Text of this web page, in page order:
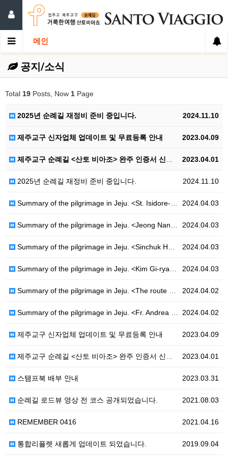
메인
공지/소식
Total 19 Posts, Now 1 Page
2024.11.10
2025년 순례길 재정비 준비 중입니다.
2023.04.09
제주교구 신자업체 업데이트 및 무료등록 안내
2023.04.01
제주교구 순례길 <산토 비아조> 완주 인증서 신청 안내
2024.11.10
2025년 순례길 재정비 준비 중입니다.
2024.04.03
Summary of the pilgrimage in Jeju. <St. Isidore-Ro>
2024.04.03
Summary of the pilgrimage in Jeju. <Jeong Nan-ju-Ro>
2024.04.03
Summary of the pilgrimage in Jeju. <Sinchuk Hwahae-Ro>
2024.04.03
Summary of the pilgrimage in Jeju. <Kim Gi-ryang-Ro>
2024.04.02
Summary of the pilgrimage in Jeju. <The route of Hanoncatholic-Ro>
2024.04.02
Summary of the pilgrimage in Jeju. <Fr. Andrea Kim Dae-geon - Ro>
2023.04.09
제주교구 신자업체 업데이트 및 무료등록 안내
2023.04.01
제주교구 순례길 <산토 비아조> 완주 인증서 신청 안내
2023.03.31
스탬프북 배부 안내
2021.08.03
순례길 로드뷰 영상 전 코스 공개되었습니다.
2021.04.16
REMEMBER 0416
2019.09.04
통합리플렛 새롭게 업데이트 되었습니다.